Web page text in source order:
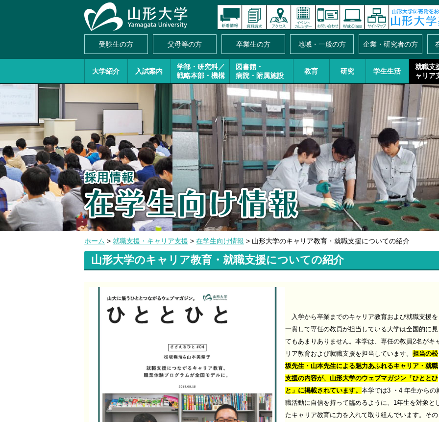
受験生の方 父母等の方 卒業生の方 地域・一般の方 企業・研究者の方
大学紹介 入試案内
学部・研究科／
戦略本部・機構
図書館・
病院・附属施設
教育 研究 学生生活
就職支
ャリア
ホーム > 就職支援・キャリア支援 > 在学生向け情報 > 山形大学のキャリア教育・就職支援についての紹介
山形大学のキャリア教育・就職支援についての紹介
入学から卒業までのキャリア教育および就職支援を
一貫して専任の教員が担当している大学は全国的に見
てもあまりありません。本学は、専任の教員2名がキ
リア教育および就職支援を担当しています。 担当の松
坂先生・山本先生による魅力あふれるキャリア・就職
支援の内容が、山形大学のウェブマガジン「ひととひ
と」に掲載されています。 本学では3 ・4 年生からの
職活動に自信を持って臨めるように、1年生を対象と
たキャリア教育に力を入れて取り組んでいます。その